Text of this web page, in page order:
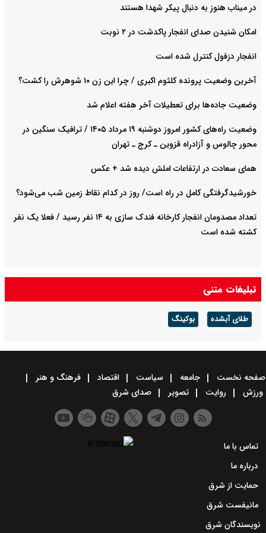
در میناب هنوز به دنبال پیکر شهدا هستند
امکان شنیدن صدای انفجار پاکدشت در ۲ نوبت
انفجار دزفول کنترل شده است
آخرین وضعیت پرونده کلثوم اکبری / چرا این زن ۱۰ شوهرش را کشت؟
وضعیت جاده‌ها برای تعطیلات آخر هفته اعلام شد
وضعیت راه‌های کشور امروز دوشنبه ۱۹ مرداد ۱۴۰۵ / ترافیک سنگین در
محور چالوس و آزادراه قزوین ـ کرج ـ تهران
همای سعادت در ارتفاعات املش دیده شد + عکس
خورشیدگرفتگی کامل در راه است/ روز در کدام نقاط زمین شب می‌شود؟
تعداد مصدومان انفجار کارخانه فندک سازی به ۱۴ نفر رسید / فعلا یک نفر
کشته شده است
تبلیغات متنی
طلای آبشده بوکینگ
صفحه نخست جامعه سیاست اقتصاد
فرهنگ و هنر
ورزش
روایت تصویر صدای شرق
تماس با ما
درباره ما
حمایت از شرق
مانیفست شرق
نویسندگان شرق